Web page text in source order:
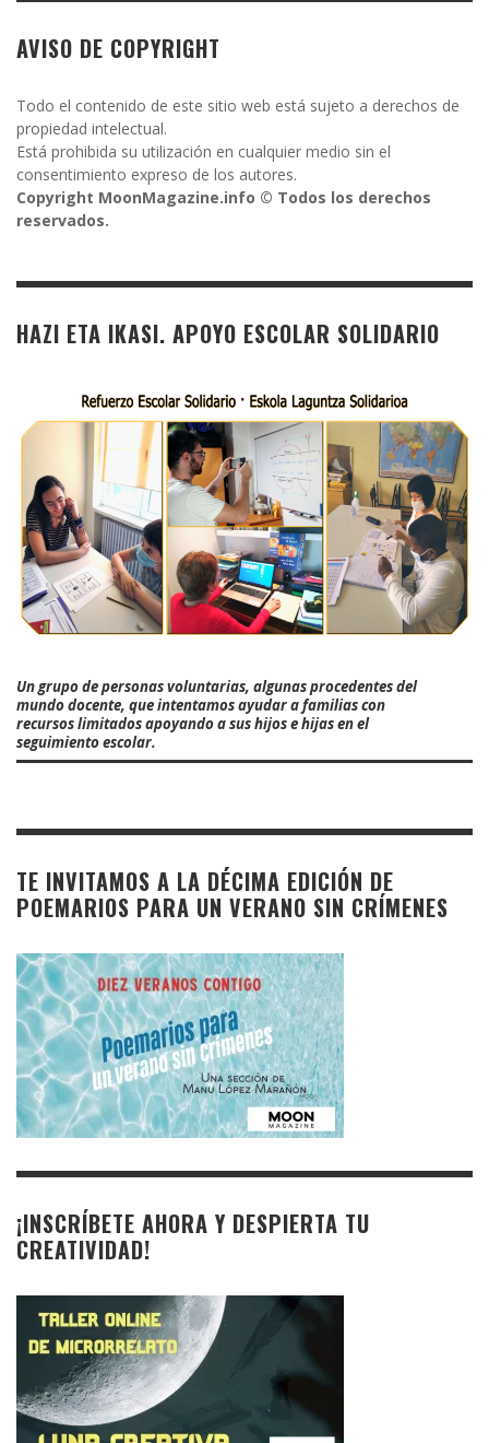
AVISO DE COPYRIGHT
Todo el contenido de este sitio web está sujeto a derechos de
propiedad intelectual.
Está prohibida su utilización en cualquier medio sin el
consentimiento expreso de los autores.
Copyright MoonMagazine.info © Todos los derechos
reservados.
HAZI ETA IKASI. APOYO ESCOLAR SOLIDARIO
Un grupo de personas voluntarias, algunas procedentes del
mundo docente, que intentamos ayudar a familias con
recursos limitados apoyando a sus hijos e hijas en el
seguimiento escolar.
TE INVITAMOS A LA DÉCIMA EDICIÓN DE
POEMARIOS PARA UN VERANO SIN CRÍMENES
¡INSCRÍBETE AHORA Y DESPIERTA TU
CREATIVIDAD!